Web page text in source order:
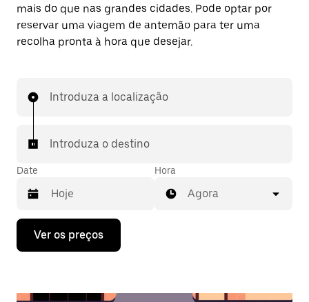
mais do que nas grandes cidades. Pode optar por
reservar uma viagem de antemão para ter uma
recolha pronta à hora que desejar.
Introduza a localização
Introduza o destino
Date
Prima
tecla
Hora
Agora
Ver os preços